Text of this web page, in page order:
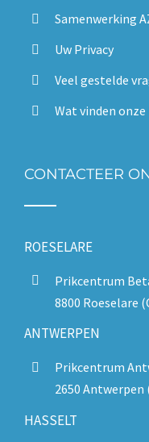
Samenwerking
Uw Privacy
Veel gestelde
Wat vinden
CONTACTEER
ROESELARE
Prikcentrum
8800 Roeselare
ANTWERPEN
Prikcentrum
2650 Antwerpen
HASSELT